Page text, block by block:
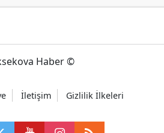
Haber ©
İletişim Gizlilik İlkeleri